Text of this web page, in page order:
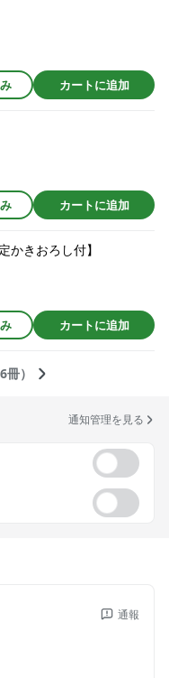
カートに追加
カートに追加
かきおろし付】
カートに追加
）
通知管理を見る
通報